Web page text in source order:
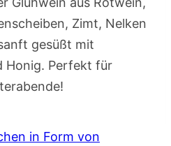
Zimt, Nelken
gesüßt mit
Honig. Perfekt für